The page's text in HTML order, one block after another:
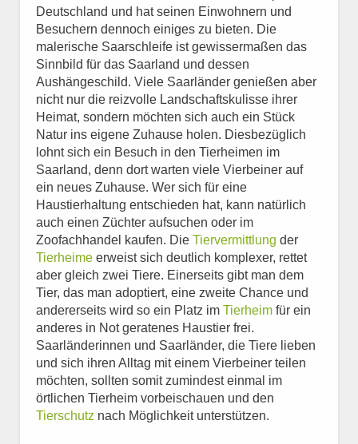
Deutschland und hat seinen Einwohnern und
Besuchern dennoch einiges zu bieten. Die
malerische Saarschleife ist gewissermaßen das
Sinnbild für das Saarland und dessen
Aushängeschild. Viele Saarländer genießen aber
nicht nur die reizvolle Landschaftskulisse ihrer
Heimat, sondern möchten sich auch ein Stück
Natur ins eigene Zuhause holen. Diesbezüglich
lohnt sich ein Besuch in den Tierheimen im
Saarland, denn dort warten viele Vierbeiner auf
ein neues Zuhause. Wer sich für eine
Haustierhaltung entschieden hat, kann natürlich
auch einen Züchter aufsuchen oder im
Zoofachhandel kaufen. Die Tiervermittlung der
Tierheime erweist sich deutlich komplexer, rettet
aber gleich zwei Tiere. Einerseits gibt man dem
Tier, das man adoptiert, eine zweite Chance und
andererseits wird so ein Platz im Tierheim für ein
anderes in Not geratenes Haustier frei.
Saarländerinnen und Saarländer, die Tiere lieben
und sich ihren Alltag mit einem Vierbeiner teilen
möchten, sollten somit zumindest einmal im
örtlichen Tierheim vorbeischauen und den
Tierschutz nach Möglichkeit unterstützen.